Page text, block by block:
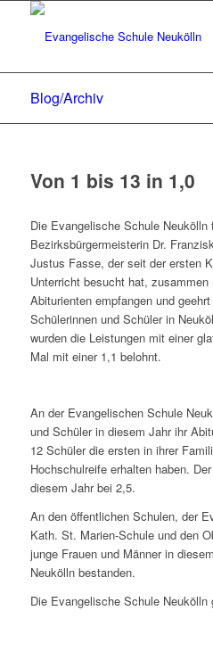
Blog/Archiv
Von 1 bis 13 in 1,0
Die Evangelische Schule
Bezirksbürgermeisterin Dr.
Justus Fasse, der seit der ersten
Unterricht besucht hat, zusammen
Abiturienten empfangen und
Schülerinnen und Schüler in
wurden die Leistungen mit einer
Mal mit einer 1,1 belohnt.
An der Evangelischen Schule
und Schüler in diesem Jahr ihr
12 Schüler die ersten in ihrer
Hochschulreife erhalten haben.
diesem Jahr bei 2,5.
An den öffentlichen Schulen, der
Kath. St. Marien-Schule und den
junge Frauen und Männer in
Neukölln bestanden.
Die Evangelische Schule